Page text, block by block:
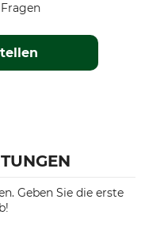
Geben Sie die erste